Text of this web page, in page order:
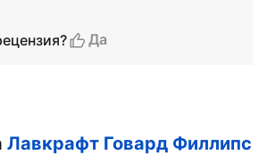
Да
Лавкрафт Говард Филлипс